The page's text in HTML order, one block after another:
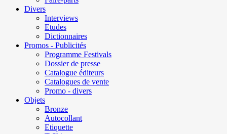
Divers
Interviews
Etudes
Dictionnaires
Promos - Publicités
Programme Festivals
Dossier de presse
Catalogue éditeurs
Catalogues de vente
Promo - divers
Objets
Bronze
Autocollant
Etiquette